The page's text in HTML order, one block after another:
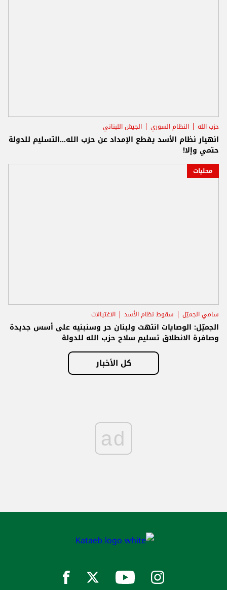
حزب الله النظام السوري الجيش اللبناني
انهيار نظام الأسد يقطع الإمداد عن حزب الله...التسليم للدولة
حتمي وإلا!
محليات
سامي الجميّل سقوط نظام الأسد الاغتيالات
الجميّل: الوصايات انتهت ولبنان حر وسنبنيه على أسس جديدة
وصافرة الانطلاق تسليم سلاح حزب الله للدولة
كل الأخبار
ad